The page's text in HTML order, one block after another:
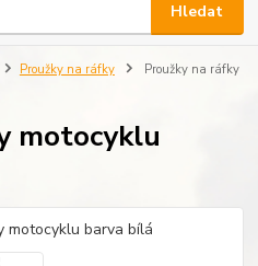
Hledat
Proužky na ráfky
Proužky na ráfky
motocyklu